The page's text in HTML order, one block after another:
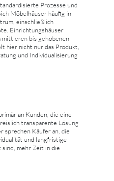
Prozesse und
Möbelhäuser häufig in
einschließlich
Einrichtungshäuser
bis gehobenen
hier nicht nur das Produkt,
und Individualisierung
an Kunden, die eine
transparente Lösung
sprechen Käufer an, die
und langfristige
mehr Zeit in die